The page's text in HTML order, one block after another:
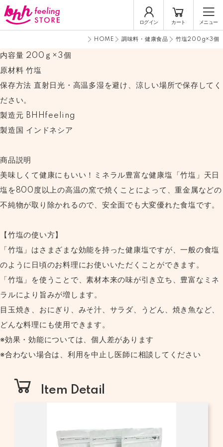
ログイン カート メニュー
HOME 調味料・健康食品 竹塩200g×3個
内容量 200ｇ×3個
原材料 竹塩
保存方法 直射日光・高温多湿を避け、涼しい場所で保存してく
ださい。
製造元 BHHfeeling
製造国 インドネシア
商品説明
美味しくて健康にもいい！ミネラル豊富な健康塩「竹塩」天日
塩を800度以上の高温の窯で焼くことによって、重金属などの
不純物が取り除かれるので、安全面でも大変優れた食塩です。
【竹塩の使い方】
「竹塩」はさまざまな効能を持った健康塩ですが、一般の食塩
のように日頃のお料理にお使いいただくことができます。
「竹塩」を使うことで、素材本来の味が引き立ち、豊富なミネ
ラルにより旨みが増します。
目玉焼き、おにぎり、みそ汁、サラダ、うどん、焼き魚など、
どんな料理にも使用できます。
※効果・効能については、個人差があります
※合わない場合は、利用を中止し医師に相談してください
Item Detail